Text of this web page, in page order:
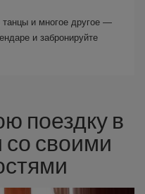
танцы и многое другое —
и забронируйте
поездку в
со своими